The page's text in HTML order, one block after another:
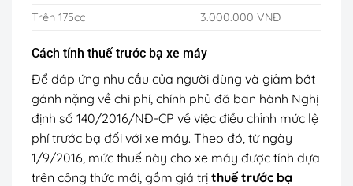
Trên 175cc
3.000.000 VNĐ
Cách tính thuế trước bạ xe máy
Để đáp ứng nhu cầu của người dùng và giảm bớt
gánh nặng về chi phí, chính phủ đã ban hành Nghị
định số 140/2016/NĐ-CP về việc điều chỉnh mức lệ
phí trước bạ đối với xe máy. Theo đó, từ ngày
1/9/2016, mức thuế này cho xe máy được tính dựa
trên công thức mới, gồm giá trị thuế trước bạ